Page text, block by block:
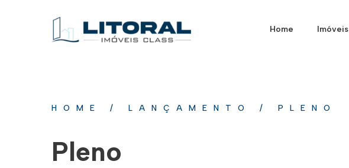
Home Imóveis
HOME / LANÇAMENTO / PLENO
Pleno